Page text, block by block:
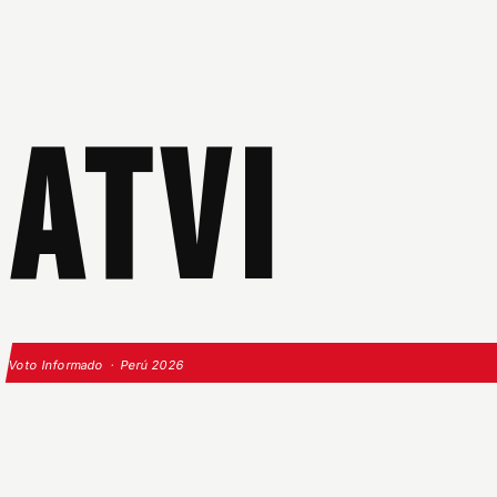
ATVI
Voto Informado · Perú 2026